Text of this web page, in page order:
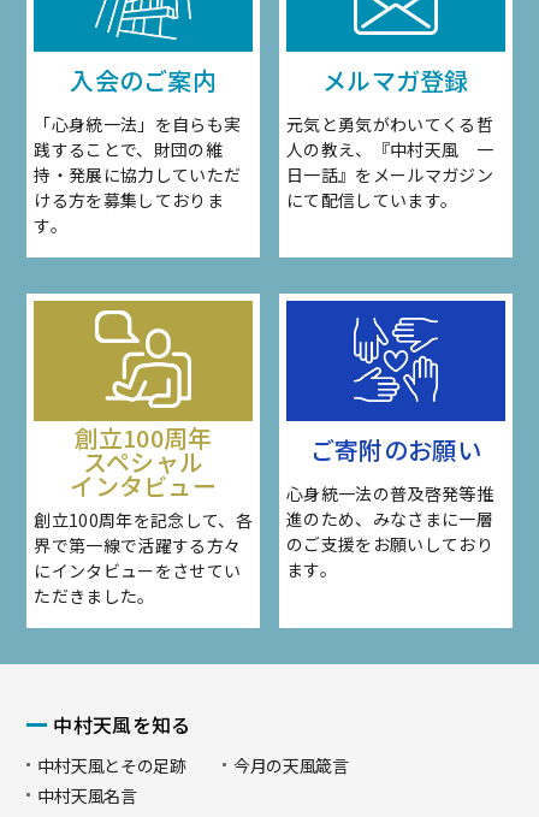
入会のご案内
「心身統一法」を自らも実
践することで、財団の維
持・発展に協力していただ
ける方を募集しておりま
す。
メルマガ登録
元気と勇気がわいてくる哲
人の教え、『中村天風 一
日一話』をメールマガジン
にて配信しています。
創立100周年
スペシャル
インタビュー
創立100周年を記念して、各
界で第一線で活躍する方々
にインタビューをさせてい
ただきました。
ご寄附のお願い
心身統一法の普及啓発等推
進のため、みなさまに一層
のご支援をお願いしており
ます。
中村天風を知る
中村天風とその足跡
今月の天風箴言
中村天風名言